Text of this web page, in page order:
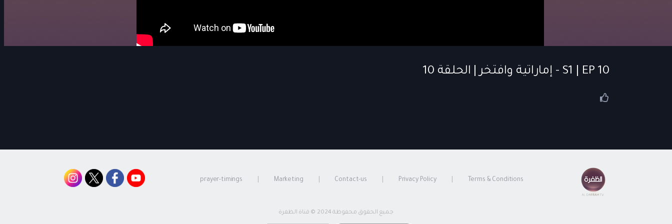
S1 | EP 10 - إماراتية وافتخر | الحلقة 10
Terms & Conditions
Privacy Policy
Contact-us
Marketing
prayer-timings
جميع الحقوق محفوظة 2024 © قناة الظفرة